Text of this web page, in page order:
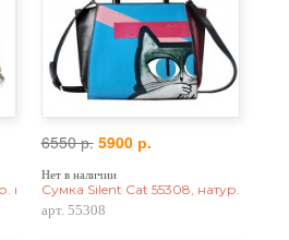
кожа
6550 р. 5900 р.
Нет в наличии
Сумка Silent Cat 55308, натур.
арт. 55308